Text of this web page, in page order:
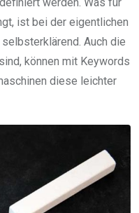
ist bei der eigentlichen
Auch die
können mit Keywords
diese leichter